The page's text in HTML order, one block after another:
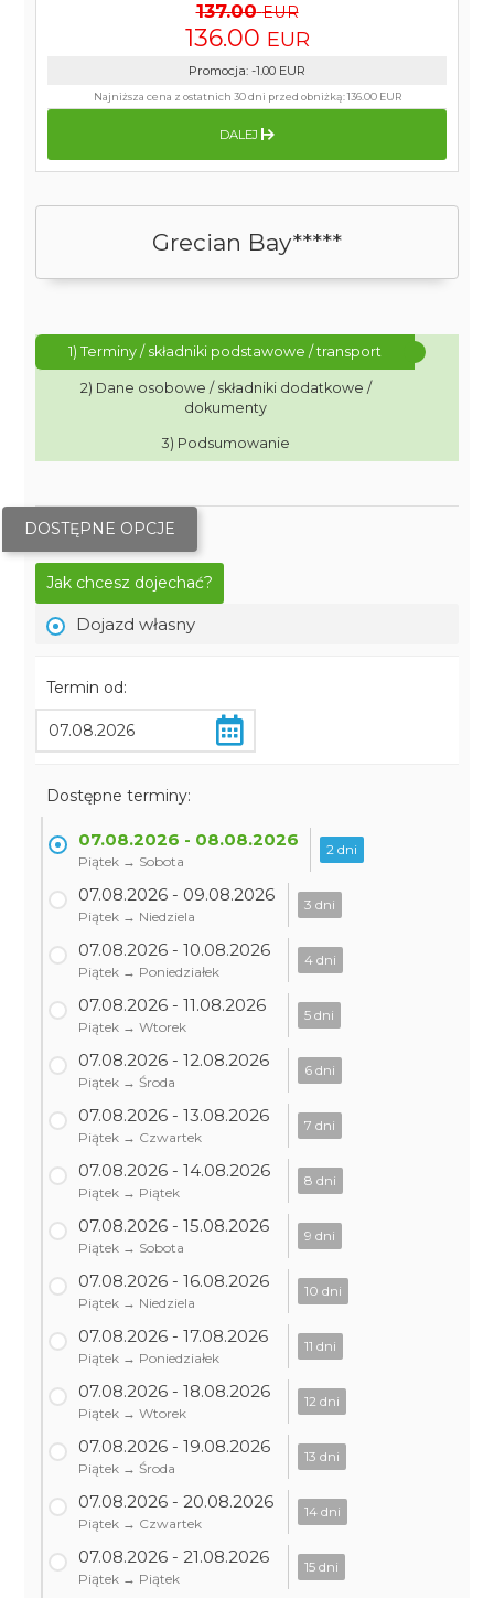
Grecian Bay*****
1) Terminy / składniki podstawowe / transport
2) Dane osobowe / składniki dodatkowe /
dokumenty
3) Podsumowanie
DOSTĘPNE OPCJE
Jak chcesz dojechać?
Dojazd własny
Termin od:
Dostępne terminy:
07.08.2026 - 08.08.2026
Piątek → Sobota
2 dni
07.08.2026 - 09.08.2026
Piątek → Niedziela
3 dni
07.08.2026 - 10.08.2026
Piątek → Poniedziałek
4 dni
07.08.2026 - 11.08.2026
Piątek → Wtorek
5 dni
07.08.2026 - 12.08.2026
Piątek → Środa
6 dni
07.08.2026 - 13.08.2026
Piątek → Czwartek
7 dni
07.08.2026 - 14.08.2026
Piątek → Piątek
8 dni
07.08.2026 - 15.08.2026
Piątek → Sobota
9 dni
07.08.2026 - 16.08.2026
Piątek → Niedziela
10 dni
07.08.2026 - 17.08.2026
Piątek → Poniedziałek
11 dni
07.08.2026 - 18.08.2026
Piątek → Wtorek
12 dni
07.08.2026 - 19.08.2026
Piątek → Środa
13 dni
07.08.2026 - 20.08.2026
Piątek → Czwartek
14 dni
07.08.2026 - 21.08.2026
Piątek → Piątek
15 dni
137.00 EUR
136.00 EUR
Promocja: -1.00 EUR
Najniższa cena z ostatnich 30 dni przed obniżką:136.00 EUR
DALEJ